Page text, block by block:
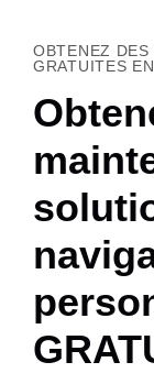
OBTENEZ
GRATUITES